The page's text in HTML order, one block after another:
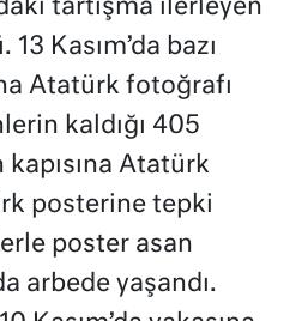
tartışma ilerleyen
Kasım’da bazı
Atatürk fotoğrafı
kaldığı 405
Atatürk
posterine tepki
poster asan
arbede yaşandı.